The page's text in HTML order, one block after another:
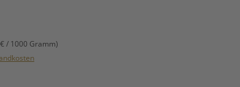
/ 1000 Gramm)